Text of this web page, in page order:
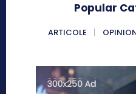
Popular
ARTICOLE